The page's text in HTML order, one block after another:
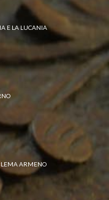
E LA LUCANIA
ARMENO